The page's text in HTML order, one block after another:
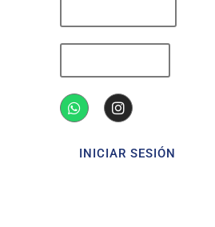
INICIAR SESIÓN